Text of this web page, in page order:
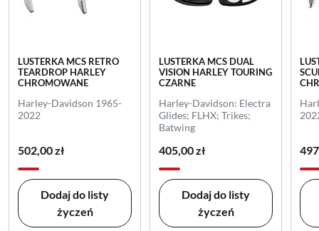
LUSTERKA MCS RETRO
TEARDROP HARLEY
CHROMOWANE
Harley-Davidson 1965-
2022
502,00 zł
Dodaj do listy
życzeń
LUSTERKA MCS DUAL
VISION HARLEY TOURING
CZARNE
Harley-Davidson: Electra
Glides; FLHX; Trikes;
Batwing
405,00 zł
Dodaj do listy
życzeń